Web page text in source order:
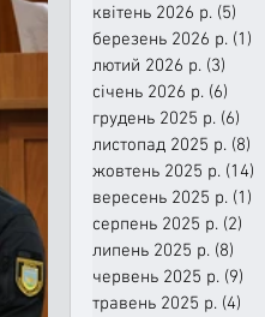
квітень 2026 р. (5)
березень 2026 р. (1)
лютий 2026 р. (3)
січень 2026 р. (6)
грудень 2025 р. (6)
листопад 2025 р. (8)
жовтень 2025 р. (14)
вересень 2025 р. (1)
серпень 2025 р. (2)
липень 2025 р. (8)
червень 2025 р. (9)
травень 2025 р. (4)